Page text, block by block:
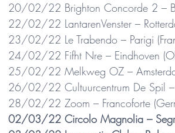
20/02/22 Brighton Concorde 2 –
22/02/22 LantarenVenster –
23/02/22 Le Trabendo – Parigi
24/02/22 Fifht Nre – Eindhoven
25/02/22 Melkweg OZ –
26/02/22 Cultuurcentrum De Spil –
28/02/22 Zoom – Francoforte
02/03/22 Circolo Magnolia –